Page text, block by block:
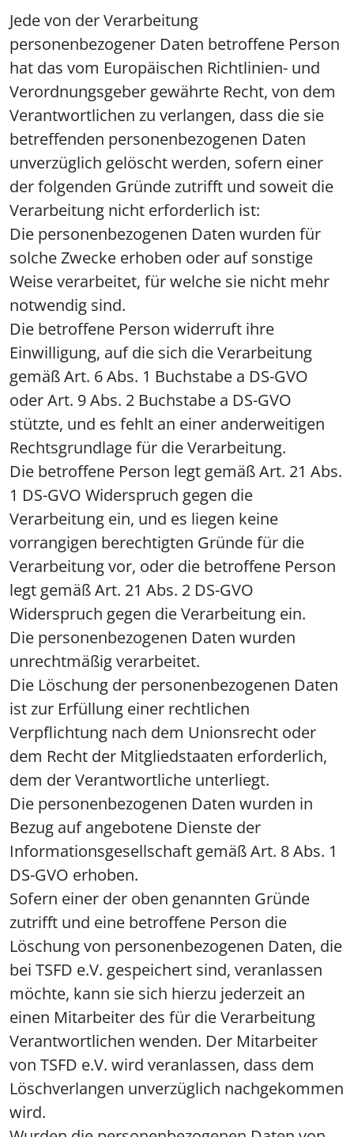
Jede von der Verarbeitung
personenbezogener Daten betroffene Person
hat das vom Europäischen Richtlinien- und
Verordnungsgeber gewährte Recht, von dem
Verantwortlichen zu verlangen, dass die sie
betreffenden personenbezogenen Daten
unverzüglich gelöscht werden, sofern einer
der folgenden Gründe zutrifft und soweit die
Verarbeitung nicht erforderlich ist:
Die personenbezogenen Daten wurden für
solche Zwecke erhoben oder auf sonstige
Weise verarbeitet, für welche sie nicht mehr
notwendig sind.
Die betroffene Person widerruft ihre
Einwilligung, auf die sich die Verarbeitung
gemäß Art. 6 Abs. 1 Buchstabe a DS-GVO
oder Art. 9 Abs. 2 Buchstabe a DS-GVO
stützte, und es fehlt an einer anderweitigen
Rechtsgrundlage für die Verarbeitung.
Die betroffene Person legt gemäß Art. 21 Abs.
1 DS-GVO Widerspruch gegen die
Verarbeitung ein, und es liegen keine
vorrangigen berechtigten Gründe für die
Verarbeitung vor, oder die betroffene Person
legt gemäß Art. 21 Abs. 2 DS-GVO
Widerspruch gegen die Verarbeitung ein.
Die personenbezogenen Daten wurden
unrechtmäßig verarbeitet.
Die Löschung der personenbezogenen Daten
ist zur Erfüllung einer rechtlichen
Verpflichtung nach dem Unionsrecht oder
dem Recht der Mitgliedstaaten erforderlich,
dem der Verantwortliche unterliegt.
Die personenbezogenen Daten wurden in
Bezug auf angebotene Dienste der
Informationsgesellschaft gemäß Art. 8 Abs. 1
DS-GVO erhoben.
Sofern einer der oben genannten Gründe
zutrifft und eine betroffene Person die
Löschung von personenbezogenen Daten, die
bei TSFD e.V. gespeichert sind, veranlassen
möchte, kann sie sich hierzu jederzeit an
einen Mitarbeiter des für die Verarbeitung
Verantwortlichen wenden. Der Mitarbeiter
von TSFD e.V. wird veranlassen, dass dem
Löschverlangen unverzüglich nachgekommen
wird.